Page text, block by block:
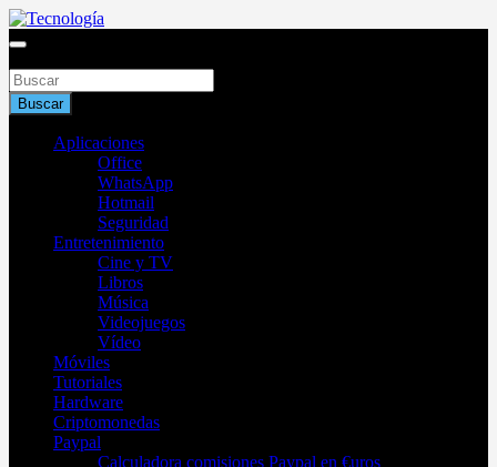
Saltar
al
Tecnología
Buscar
Aplicaciones
Office
WhatsApp
Hotmail
Seguridad
Entretenimiento
Cine y TV
Libros
Música
Videojuegos
Vídeo
Móviles
Tutoriales
Hardware
Criptomonedas
Paypal
Calculadora comisiones Paypal en €uros